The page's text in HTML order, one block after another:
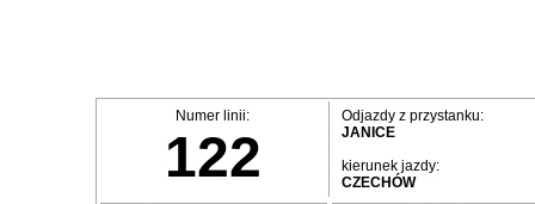
Numer linii:
122
Odjazdy z przystanku:
JANICE
kierunek jazdy:
CZECHÓW